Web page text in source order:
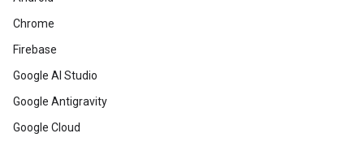
Chrome
Firebase
Google AI Studio
Google Antigravity
Google Cloud